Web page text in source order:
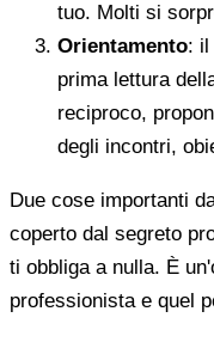
tuo. Molti si
Orientamento: il
prima lettura
reciproco,
degli incontri,
Due cose importanti
coperto dal segreto
ti obbliga a nulla. È
professionista e quel